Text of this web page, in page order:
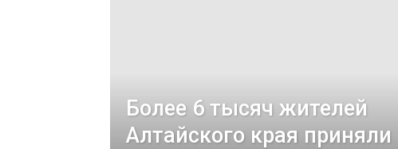
Более 6 тысяч жителей
Алтайского края приняли